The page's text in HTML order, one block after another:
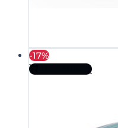
-17%
До кошика